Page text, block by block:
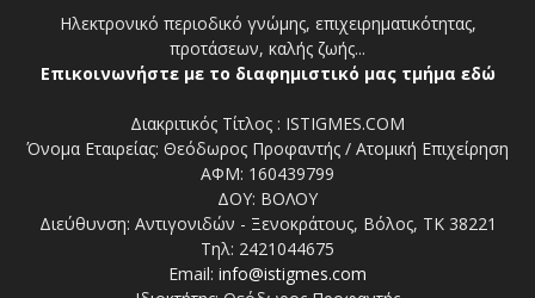
Ηλεκτρονικό περιοδικό γνώμης, επιχειρηματικότητας,
προτάσεων, καλής ζωής...
Επικοινωνήστε με το διαφημιστικό μας τμήμα εδώ
Διακριτικός Τίτλος : ISTIGMES.COM
Όνομα Εταιρείας: Θεόδωρος Προφαντής / Ατομική Επιχείρηση
ΑΦΜ: 160439799
ΔΟΥ: ΒΟΛΟΥ
Διεύθυνση: Αντιγονιδών - Ξενοκράτους, Βόλος, ΤΚ 38221
Τηλ: 2421044675
Email: info@istigmes.com